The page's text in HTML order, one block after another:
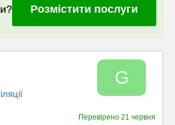
Розмістити послуги
G
Перевірено21 червня